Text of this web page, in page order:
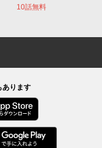
10話無料
あります